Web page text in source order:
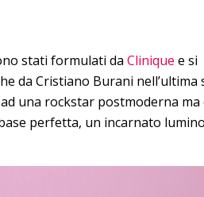
stati formulati da Clinique e si
da Cristiano Burani nell’ultima
una rockstar postmoderna ma
perfetta, un incarnato